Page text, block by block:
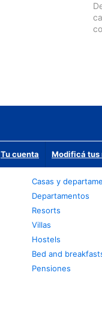
Tu cuenta Modificá tus
Casas y
Departamentos
Resorts
Villas
Hostels
Bed and
Pensiones